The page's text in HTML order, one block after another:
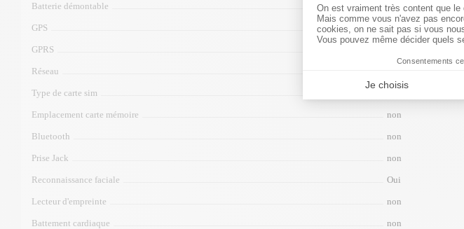
Batterie démontable non
GPS Oui
GPRS
Réseau
Type de carte sim
Emplacement carte mémoire non
Bluetooth non
Prise Jack non
Reconnaissance faciale Oui
Lecteur d'empreinte non
Battement cardiaque non